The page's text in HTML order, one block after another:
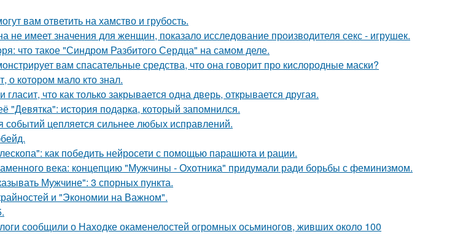
вам ответить на хамство и грубость.
не имеет значения для женщин, показало исследование производителя секс - игрушек.
что такое "Синдром Разбитого Сердца" на самом деле.
вам спасательные средства, что она говорит про кислородные маски?
о котором мало кто знал.
что как только закрывается одна дверь, открывается другая.
"Девятка": история подарка, который запомнился.
событий цепляется сильнее любых исправлений.
как победить нейросети с помощью парашюта и рации.
века: концепцию "Мужчины - Охотника" придумали ради борьбы с феминизмом.
Мужчине": 3 спорных пункта.
и "Экономии на Важном".
сообщили о Находке окаменелостей огромных осьминогов, живших около 100